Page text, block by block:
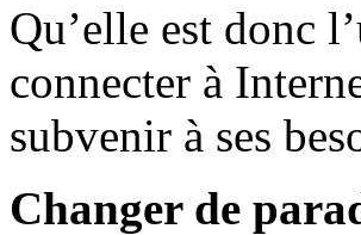
Qu’elle est donc
connecter à
subvenir à ses
Changer de